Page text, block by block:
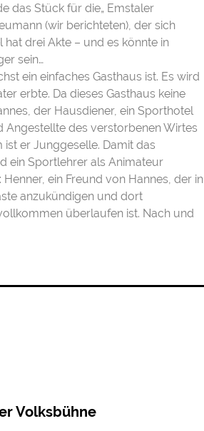
das Stück für die„ Emstaler
(wir berichteten), der sich
drei Akte – und es könnte in
sein…
ein einfaches Gasthaus ist. Es wird
erbte. Da dieses Gasthaus keine
der Hausdiener, ein Sporthotel
Angestellte des verstorbenen Wirtes
ist er Junggeselle. Damit das
ein Sportlehrer als Animateur
ein Freund von Hannes, der in
anzukündigen und dort
überlaufen ist. Nach und
Volksbühne